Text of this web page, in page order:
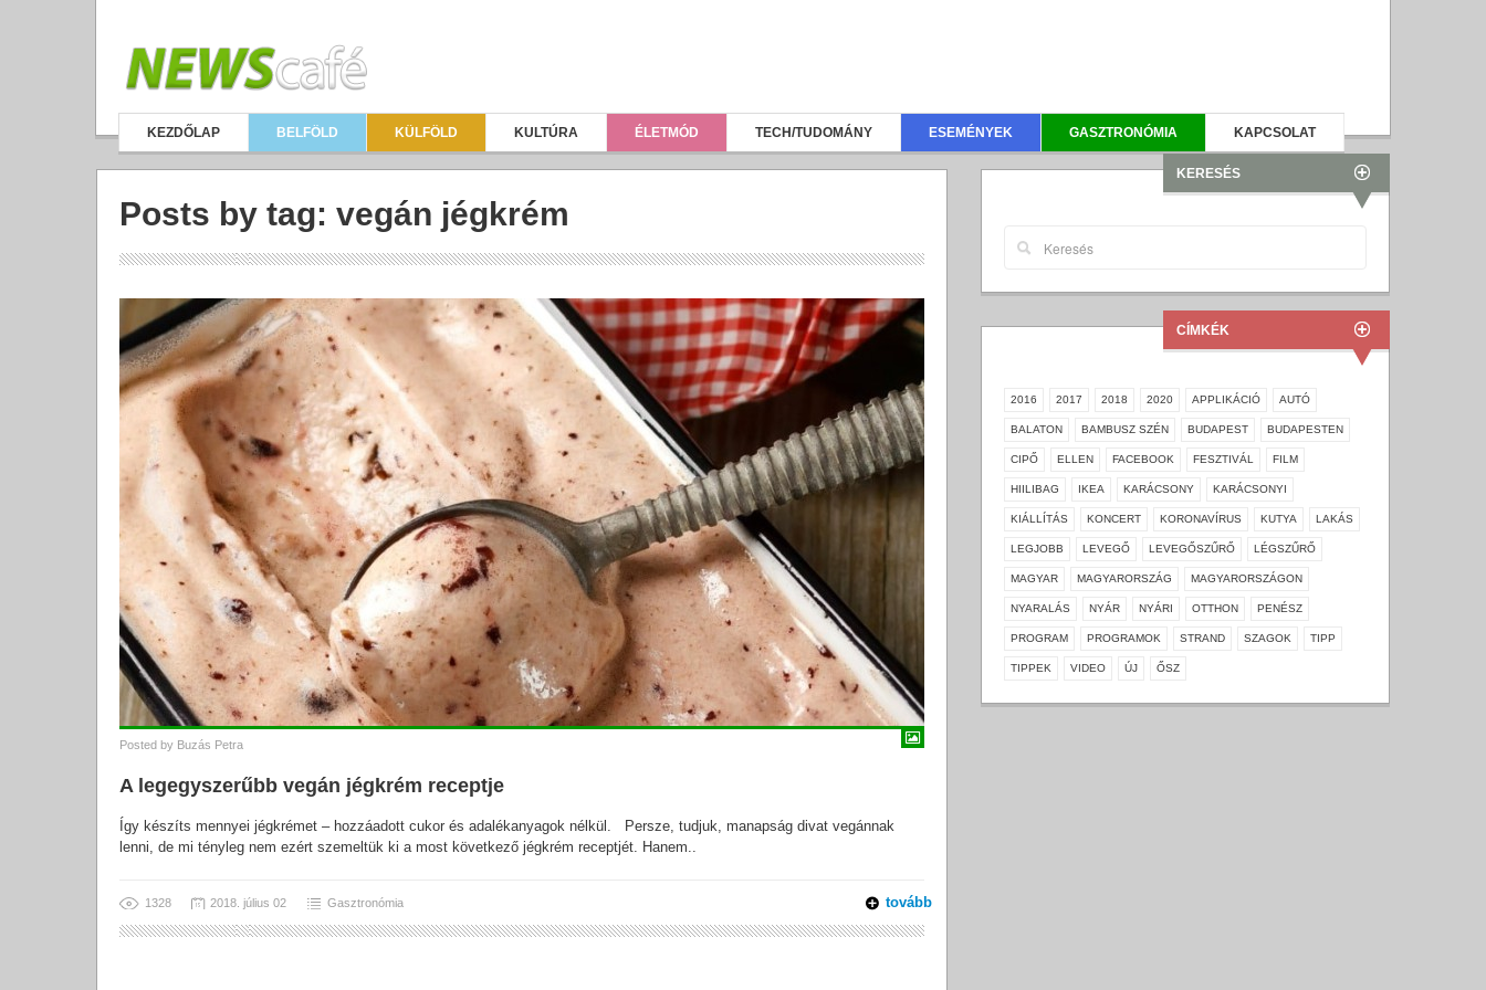
KEZDŐLAP BELFÖLD KÜLFÖLD KULTÚRA ÉLETMÓD TECH/TUDOMÁNY ESEMÉNYEK GASZTRONÓMIA KAPCSOLAT
Posts by tag: vegán jégkrém
Posted by Buzás Petra
A legegyszerűbb vegán jégkrém receptje
Így készíts mennyei jégkrémet – hozzáadott cukor és adalékanyagok nélkül. Persze, tudjuk, manapság divat vegánnak
lenni, de mi tényleg nem ezért szemeltük ki a most következő jégkrém receptjét. Hanem..
1328 2018. július 02 Gasztronómia tovább
KERESÉS
CÍMKÉK
2016 2017 2018 2020 APPLIKÁCIÓ AUTÓ
BALATON BAMBUSZ SZÉN BUDAPEST BUDAPESTEN
CIPŐ ELLEN FACEBOOK FESZTIVÁL FILM
HIILIBAG IKEA KARÁCSONY KARÁCSONYI
KIÁLLÍTÁS KONCERT KORONAVÍRUS KUTYA LAKÁS
LEGJOBB LEVEGŐ LEVEGŐSZŰRŐ LÉGSZŰRŐ
MAGYAR MAGYARORSZÁG MAGYARORSZÁGON
NYARALÁS NYÁR NYÁRI OTTHON PENÉSZ
PROGRAM PROGRAMOK STRAND SZAGOK TIPP
TIPPEK VIDEO ÚJ ŐSZ